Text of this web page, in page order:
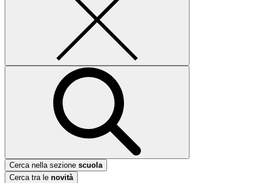
Cerca nella sezione scuola
Cerca tra le novità